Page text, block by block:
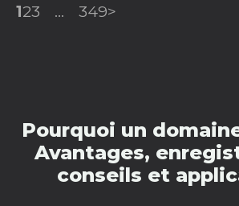
123 ... 349>
Pourquoi un
Avantages,
conseils et